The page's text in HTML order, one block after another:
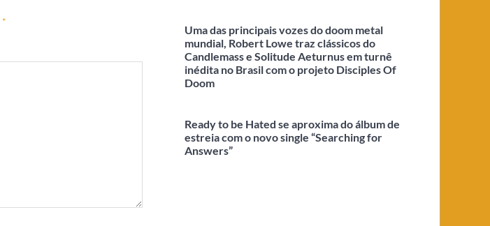
*
Uma das principais vozes do doom metal
mundial, Robert Lowe traz clássicos do
Candlemass e Solitude Aeturnus em turnê
inédita no Brasil com o projeto Disciples Of
Doom
Ready to be Hated se aproxima do álbum de
estreia com o novo single “Searching for
Answers”